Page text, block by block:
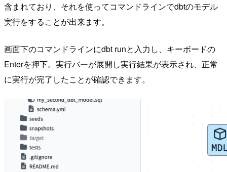
含まれており、それを使ってコマンドラインでdbtのモデル
実行をすることが出来ます。
画面下のコマンドラインにdbt runと入力し、キーボードの
Enterを押下。実行バーが展開し実行結果が表示され、正常
に実行が完了したことが確認できます。